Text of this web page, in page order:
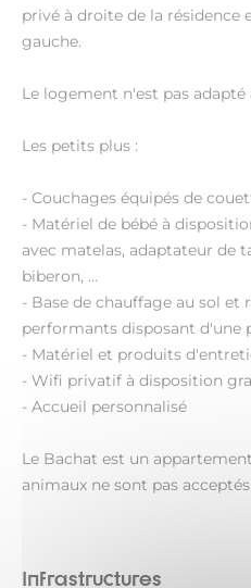
privé à droite de la résidence
gauche.
Le logement n'est pas
Les petits plus :
- Couchages équipés de
- Matériel de bébé à
avec matelas, adaptateur de
biberon, …
- Base de chauffage au sol et
performants disposant d'une
- Matériel et produits
- Wifi privatif à disposition
- Accueil personnalisé
Le Bachat est un
animaux ne sont pas acceptés
Infrastructures